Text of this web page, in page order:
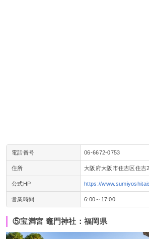
電話番号 06-6672-0753
住所 大阪府大阪市住吉区住吉
公式HP https://
営業時間 6:00～17:00
⑤宝満宮 竈門神社：福岡県